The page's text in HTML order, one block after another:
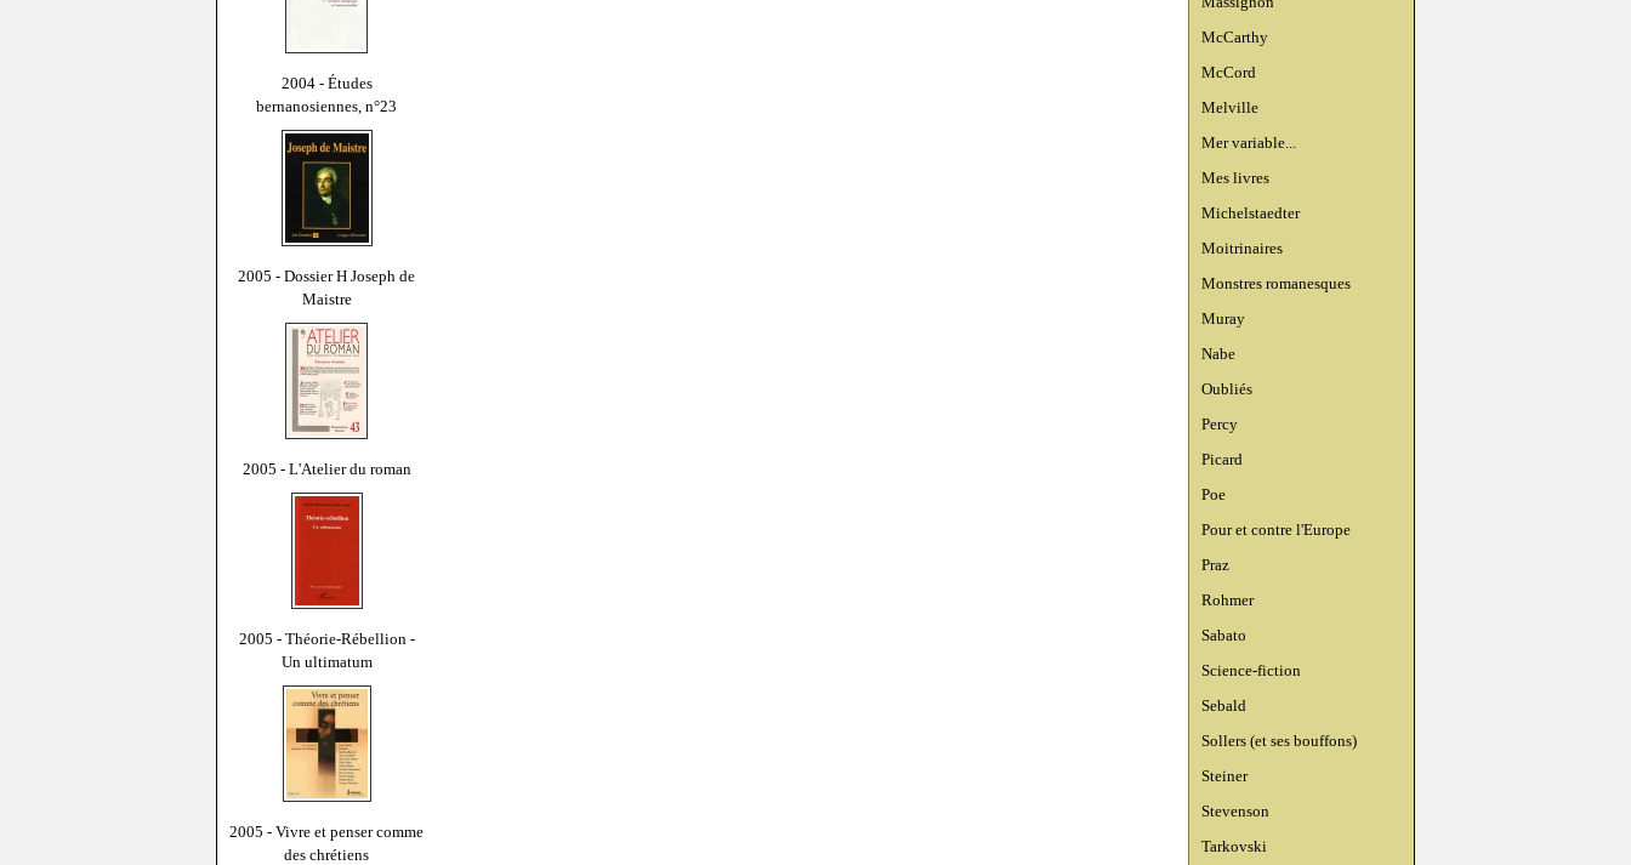
2004 - Études
bernanosiennes, n°23
2005 - Dossier H Joseph de
Maistre
2005 - L'Atelier du roman
2005 - Théorie-Rébellion -
Un ultimatum
2005 - Vivre et penser comme
des chrétiens
McCarthy
McCord
Melville
Mer variable...
Mes livres
Michelstaedter
Moitrinaires
Monstres romanesques
Muray
Nabe
Oubliés
Percy
Picard
Poe
Pour et contre l'Europe
Praz
Rohmer
Sabato
Science-fiction
Sebald
Sollers (et ses bouffons)
Steiner
Stevenson
Tarkovski